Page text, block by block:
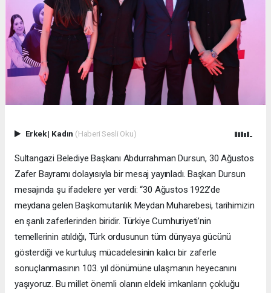
Erkek| Kadın (Haberi Sesli Oku)
Sultangazi Belediye Başkanı Abdurrahman Dursun, 30 Ağustos
Zafer Bayramı dolayısıyla bir mesaj yayınladı. Başkan Dursun
mesajında şu ifadelere yer verdi: “30 Ağustos 1922’de
meydana gelen Başkomutanlık Meydan Muharebesi, tarihimizin
en şanlı zaferlerinden biridir. Türkiye Cumhuriyeti’nin
temellerinin atıldığı, Türk ordusunun tüm dünyaya gücünü
gösterdiği ve kurtuluş mücadelesinin kalıcı bir zaferle
sonuçlanmasının 103. yıl dönümüne ulaşmanın heyecanını
yaşıyoruz. Bu millet önemli olanın eldeki imkanların çokluğu